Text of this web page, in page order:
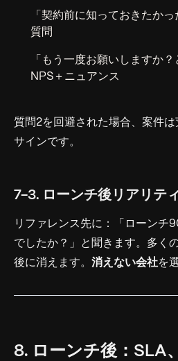
「契約前に知っておきたか
質問
「もう一度お願いしますか
NPS＋ニュアンス
質問2を回避された場合、案件
サインです。
7-3. ローンチ後リアリテ
リファレンス先に：「ローンチ
でしたか？」と聞きます。多く
後に消えます。 消えない会社を
8. ローンチ後：SLA